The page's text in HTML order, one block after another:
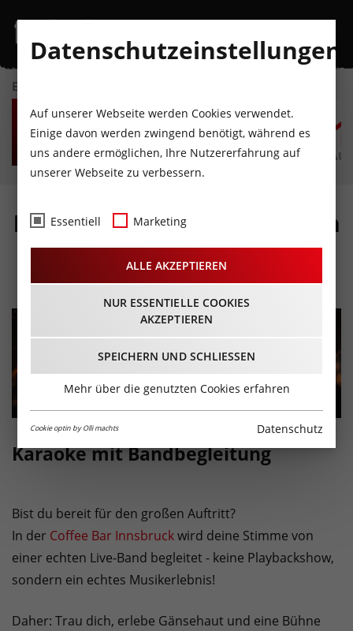
EVENTKALENDER
FR
7
AUGUST
SA
8
AUGUST
SO
9
AUGUST
MO
10
AUGUST
DI
11
AUGUST
Karaoke mit Live-Band! - in
der Coffee Bar Innsbruck
15.05.2026 - Beginn 19:30 Uhr
Karaoke mit Bandbegleitung
Bist du bereit für den großen Auftritt?
In der Coffee Bar Innsbruckwird deine Stimme von
einer echten Live-Band begleitet - keine Playbackshow,
sondern ein echtes Musikerlebnis!
Daher: Trau dich, erlebe Gänsehaut und eine Bühne
Datenschutzeinstellungen
Auf unserer Webseite werden Cookies verwendet.
Einige davon werden zwingend benötigt, während es
uns andere ermöglichen, Ihre Nutzererfahrung auf
unserer Webseite zu verbessern.
Essentiell Marketing
ALLE AKZEPTIEREN
NUR ESSENTIELLE COOKIES
AKZEPTIEREN
SPEICHERN UND SCHLIESSEN
Mehr über die genutzten Cookies erfahren
Cookie optin by Olli machts Datenschutz